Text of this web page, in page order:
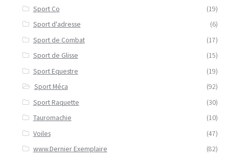
Sport Co
(19)
Sport d'adresse
(6)
Sport de Combat
(17)
Sport de Glisse
(15)
Sport Equestre
(19)
Sport Méca
(92)
Sport Raquette
(30)
Tauromachie
(10)
Voiles
(47)
www.Dernier Exemplaire
(82)